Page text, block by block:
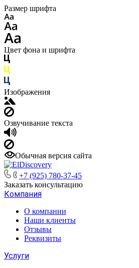
Размер шрифта
Цвет фона и шрифта
Изображения
Озвучивание текста
Обычная версия сайта
+7 (925) 780-37-45
Заказать консультацию
Компания
О компании
Наши клиенты
Отзывы
Реквизиты
Услуги